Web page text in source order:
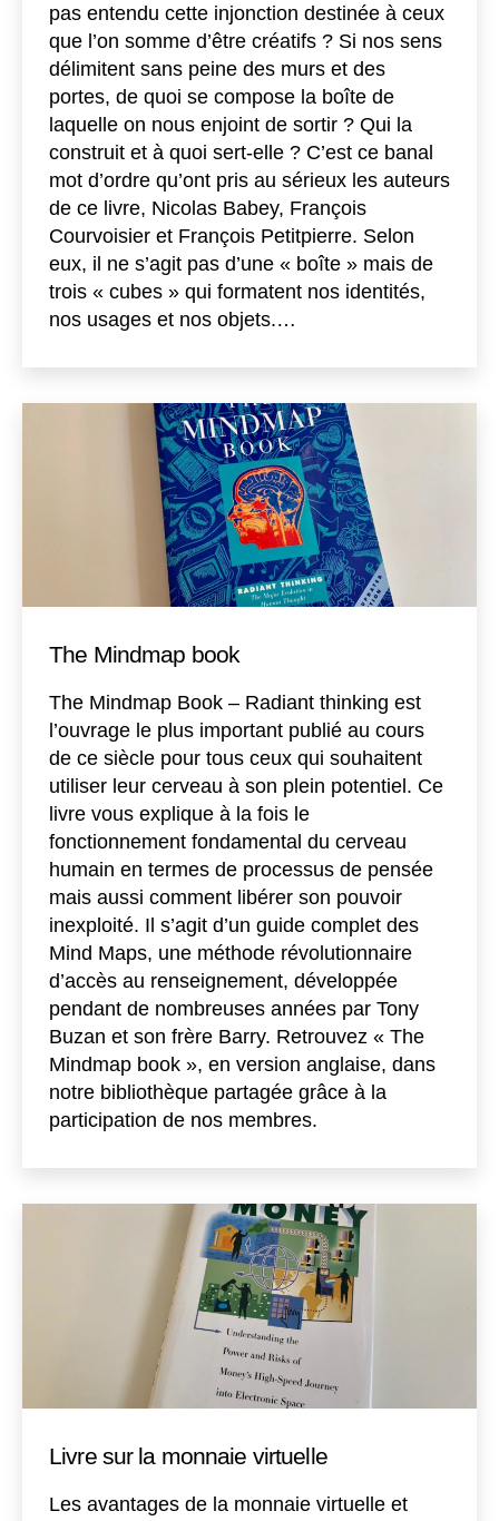
pas entendu cette injonction destinée à ceux
que l’on somme d’être créatifs ? Si nos sens
délimitent sans peine des murs et des
portes, de quoi se compose la boîte de
laquelle on nous enjoint de sortir ? Qui la
construit et à quoi sert-elle ? C’est ce banal
mot d’ordre qu’ont pris au sérieux les auteurs
de ce livre, Nicolas Babey, François
Courvoisier et François Petitpierre. Selon
eux, il ne s’agit pas d’une « boîte » mais de
trois « cubes » qui formatent nos identités,
nos usages et nos objets.…
The Mindmap book
The Mindmap Book – Radiant thinking est
l’ouvrage le plus important publié au cours
de ce siècle pour tous ceux qui souhaitent
utiliser leur cerveau à son plein potentiel. Ce
livre vous explique à la fois le
fonctionnement fondamental du cerveau
humain en termes de processus de pensée
mais aussi comment libérer son pouvoir
inexploité. Il s’agit d’un guide complet des
Mind Maps, une méthode révolutionnaire
d’accès au renseignement, développée
pendant de nombreuses années par Tony
Buzan et son frère Barry. Retrouvez « The
Mindmap book », en version anglaise, dans
notre bibliothèque partagée grâce à la
participation de nos membres.
Livre sur la monnaie virtuelle
Les avantages de la monnaie virtuelle et